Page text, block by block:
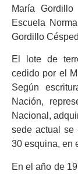
María
Escuela
Gordillo
El lote de
cedido por el
Según
Nación,
Nacional,
sede actual se
30 esquina, en
En el año de